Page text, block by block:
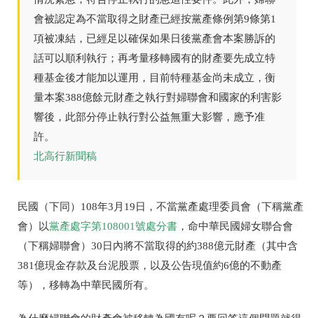
會被認定為不當取得之財產已經按黨產條例第9條第1
項被凍結，已經足以確保如果日後黨產會本案勝訴的
話可以順利執行；再考量移轉國有的財產要先成立特
種基金後才能加以運用，目前特種基金尚未成立，衡
量本案388億餘元財產之執行對婦聯會和國家的利害影
響後，此部分停止執行對公益無重大影響，應予准
許。
北高行新聞稿
民國（下同）108年3月19日，不當黨產處理委員會（下稱黨產
會）以黨產處字第108001號處分書 ，命中華民國婦女聯合會
（下稱婦聯會）30日內將不當取得的約388億元財產（其中含
381億現金存款及台泥股票，以及公告現值約6億的不動產
等），移轉為中華民國所有。